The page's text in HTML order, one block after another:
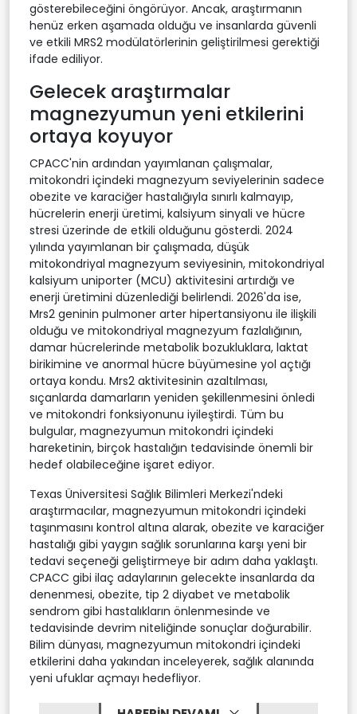
gösterebileceğini öngörüyor. Ancak, araştırmanın
henüz erken aşamada olduğu ve insanlarda güvenli
ve etkili MRS2 modülatörlerinin geliştirilmesi gerektiği
ifade ediliyor.
Gelecek araştırmalar
magnezyumun yeni etkilerini
ortaya koyuyor
CPACC'nin ardından yayımlanan çalışmalar,
mitokondri içindeki magnezyum seviyelerinin sadece
obezite ve karaciğer hastalığıyla sınırlı kalmayıp,
hücrelerin enerji üretimi, kalsiyum sinyali ve hücre
stresi üzerinde de etkili olduğunu gösterdi. 2024
yılında yayımlanan bir çalışmada, düşük
mitokondriyal magnezyum seviyesinin, mitokondriyal
kalsiyum uniporter (MCU) aktivitesini artırdığı ve
enerji üretimini düzenlediği belirlendi. 2026'da ise,
Mrs2 geninin pulmoner arter hipertansiyonu ile ilişkili
olduğu ve mitokondriyal magnezyum fazlalığının,
damar hücrelerinde metabolik bozukluklara, laktat
birikimine ve anormal hücre büyümesine yol açtığı
ortaya kondu. Mrs2 aktivitesinin azaltılması,
sıçanlarda damarların yeniden şekillenmesini önledi
ve mitokondri fonksiyonunu iyileştirdi. Tüm bu
bulgular, magnezyumun mitokondri içindeki
hareketinin, birçok hastalığın tedavisinde önemli bir
hedef olabileceğine işaret ediyor.
Texas Üniversitesi Sağlık Bilimleri Merkezi'ndeki
araştırmacılar, magnezyumun mitokondri içindeki
taşınmasını kontrol altına alarak, obezite ve karaciğer
hastalığı gibi yaygın sağlık sorunlarına karşı yeni bir
tedavi seçeneği geliştirmeye bir adım daha yaklaştı.
CPACC gibi ilaç adaylarının gelecekte insanlarda da
denenmesi, obezite, tip 2 diyabet ve metabolik
sendrom gibi hastalıkların önlenmesinde ve
tedavisinde devrim niteliğinde sonuçlar doğurabilir.
Bilim dünyası, magnezyumun mitokondri içindeki
etkilerini daha yakından inceleyerek, sağlık alanında
yeni ufuklar açmayı hedefliyor.